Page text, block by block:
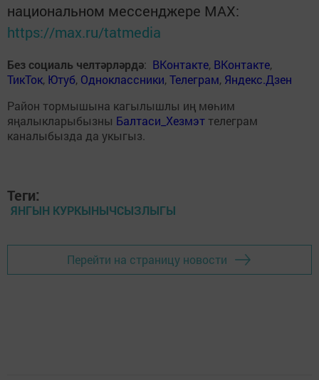
национальном мессенджере MАХ:
https://max.ru/tatmedia
Без социаль челтәрләрдә: ВКонтакте, ВКонтакте,
ТикТок, Ютуб, Одноклассники,Телеграм, Яндекс.Дзен
Район тормышына кагылышлы иң мөһим
яңалыкларыбызны Балтаси_Хезмэт телеграм
каналыбызда да укыгыз.
Теги:
ЯНГЫН КУРКЫНЫЧСЫЗЛЫГЫ
Перейти на страницу новости